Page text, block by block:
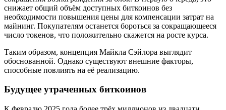
снижает общий объём доступных биткоинов без
необходимости повышения цены для компенсации затрат на
майнинг. Покупателям останется бороться за сокращающееся
число токенов, что положительно скажется на росте курса.
Таким образом, концепция Майкла Сэйлора выглядит
обоснованной. Однако существуют внешние факторы,
способные повлиять на её реализацию.
Будущее утраченных биткоинов